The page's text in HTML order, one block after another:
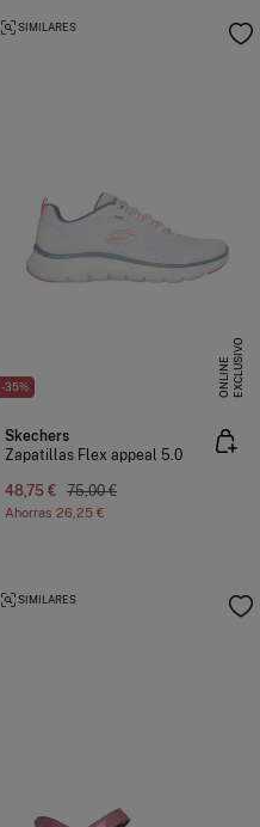
-35% E
X
C
L
U
SI
V
O
O
N
L
I
N
E
SIMILARES
Skechers
Zapatillas Flex appeal 5.0
48,75 € 75,00 €
Ahorras 26,25 €
SIMILARES